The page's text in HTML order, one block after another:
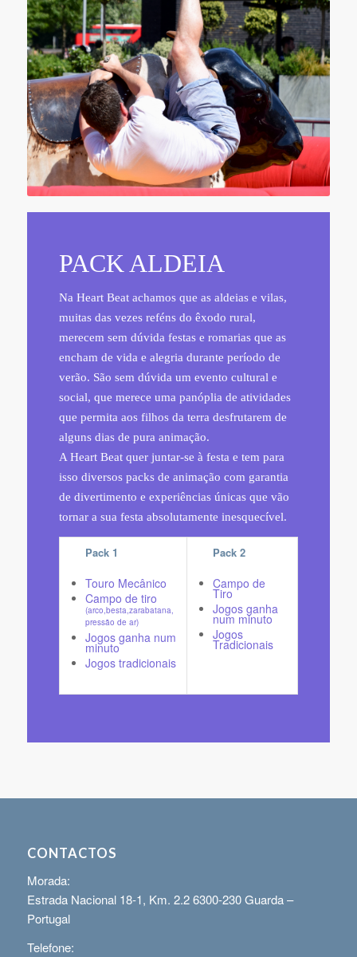
PACK ALDEIA
Na Heart Beat achamos que as aldeias e vilas,
muitas das vezes reféns do êxodo rural,
merecem sem dúvida festas e romarias que as
encham de vida e alegria durante período de
verão. São sem dúvida um evento cultural e
social, que merece uma panóplia de atividades
que permita aos filhos da terra desfrutarem de
alguns dias de pura animação.
A Heart Beat quer juntar-se à festa e tem para
isso diversos packs de animação com garantia
de divertimento e experiências únicas que vão
tornar a sua festa absolutamente inesquecível.
Pack 1
Touro Mecânico
Campo de tiro
(arco,besta,zarabatana,
pressão de ar)
Jogos ganha num
minuto
Jogos tradicionais
Pack 2
Campo de
Tiro
Jogos ganha
num minuto
Jogos
Tradicionais
CONTACTOS
Morada:
Estrada Nacional 18-1, Km. 2.2 6300-230 Guarda –
Portugal
Telefone: